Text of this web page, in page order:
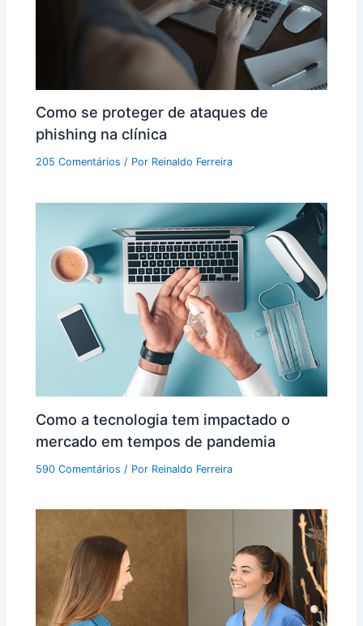
Como se proteger de ataques de
phishing na clínica
205 Comentários / Por Reinaldo Ferreira
Como a tecnologia tem impactado o
mercado em tempos de pandemia
590 Comentários / Por Reinaldo Ferreira